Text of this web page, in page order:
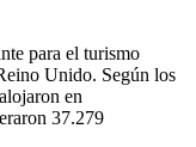
para el turismo
Unido. Según los
en
37.279